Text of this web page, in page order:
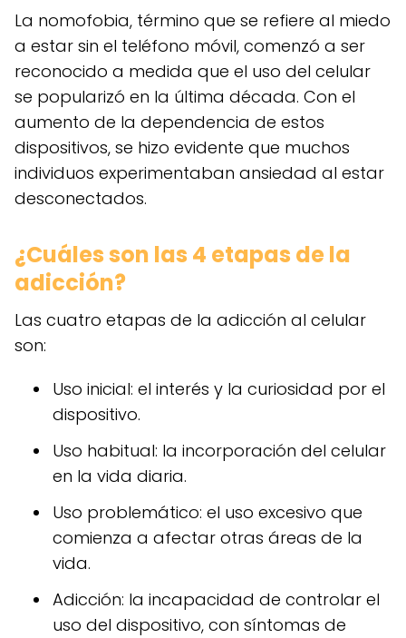
La nomofobia, término que se refiere al miedo
a estar sin el teléfono móvil, comenzó a ser
reconocido a medida que el uso del celular
se popularizó en la última década. Con el
aumento de la dependencia de estos
dispositivos, se hizo evidente que muchos
individuos experimentaban ansiedad al estar
desconectados.
¿Cuáles son las 4 etapas de la
adicción?
Las cuatro etapas de la adicción al celular
son:
Uso inicial: el interés y la curiosidad por el
dispositivo.
Uso habitual: la incorporación del celular
en la vida diaria.
Uso problemático: el uso excesivo que
comienza a afectar otras áreas de la
vida.
Adicción: la incapacidad de controlar el
uso del dispositivo, con síntomas de